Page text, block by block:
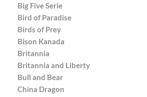
Big Five Serie
Bird of Paradise
Birds of Prey
Bison Kanada
Britannia
Britannia and Liberty
Bull and Bear
China Dragon